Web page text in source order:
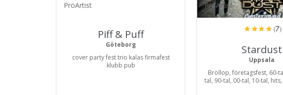
ProArtist
Piff & Puff
Göteborg
cover party fest trio kalas firmafest
klubb pub
ProArtist
(7)
Stardust
Uppsala
Bröllop, företagsfest, 60-
tal, 90-tal, 00-tal, 10-tal,